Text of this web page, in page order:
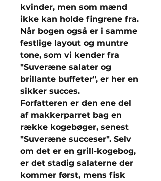
kvinder, men som mænd
ikke kan holde fingrene fra.
Når bogen også er i samme
festlige layout og muntre
tone, som vi kender fra
"Suveræne salater og
brillante buffeter", er her en
sikker succes.
Forfatteren er den ene del
af makkerparret bag en
række kogebøger, senest
"Suveræne succeser". Selv
om det er en grill-kogebog,
er det stadig salaterne der
kommer først, mens fisk